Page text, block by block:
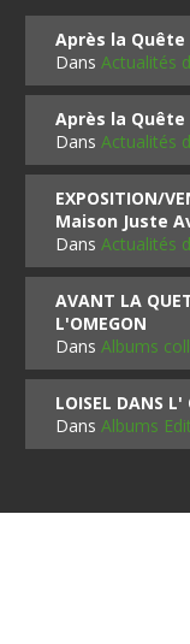
Après la Quête
DansActualités
Après la Quête
DansActualités
EXPOSITION/
Maison Juste
DansActualités
AVANT LA
L'OMEGON
DansAlbums
LOISEL DANS L'
DansAlbums